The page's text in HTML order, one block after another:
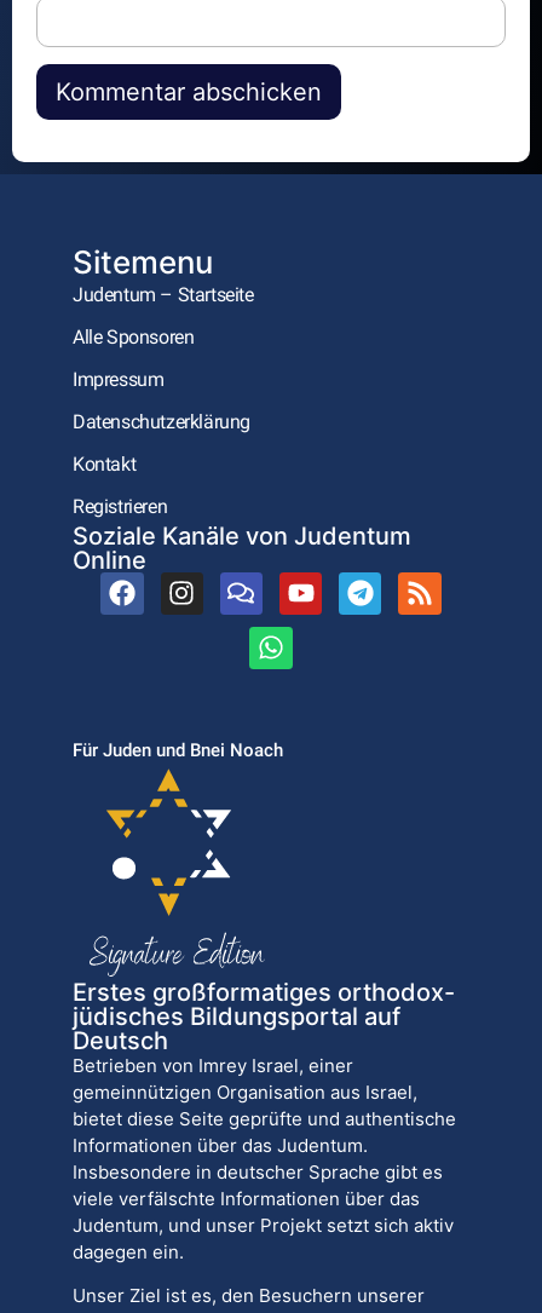
Alternative:
Sitemenu
Judentum – Startseite
Alle Sponsoren
Impressum
Datenschutzerklärung
Kontakt
Registrieren
Soziale Kanäle von Judentum
Online
Für Juden und Bnei Noach
Erstes großformatiges orthodox-
jüdisches Bildungsportal auf
Deutsch
Betrieben von Imrey Israel, einer
gemeinnützigen Organisation aus Israel,
bietet diese Seite geprüfte und authentische
Informationen über das Judentum.
Insbesondere in deutscher Sprache gibt es
viele verfälschte Informationen über das
Judentum, und unser Projekt setzt sich aktiv
dagegen ein.
Unser Ziel ist es, den Besuchern unserer